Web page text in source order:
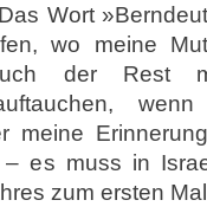
Wort
wo meine
der Rest
meine
es muss in
zum ersten